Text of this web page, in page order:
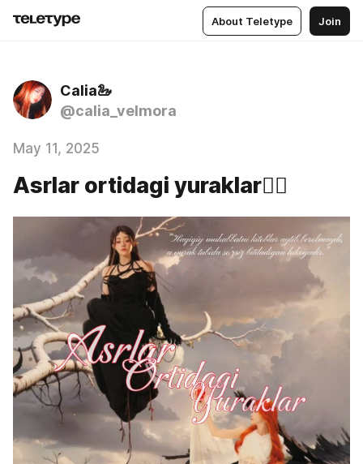
About Teletype Join
Calia🦢
@calia_velmora
May 11, 2025
Asrlar ortidagi yuraklar❤️‍🔥